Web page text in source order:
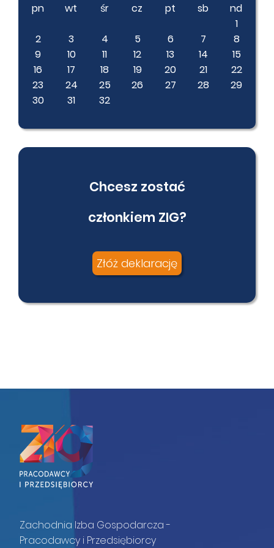
pn
wt śr cz pt sb
nd
1
2
3 4 5 6 7
8
9
10 11 12 13 14
15
16
17 18 19 20 21
22
23
24 25 26 27 28
29
30
31 32
Chcesz zostać
członkiem ZIG?
Złóż deklarację
Zachodnia Izba Gospodarcza -
Pracodawcy i Przedsiębiorcy